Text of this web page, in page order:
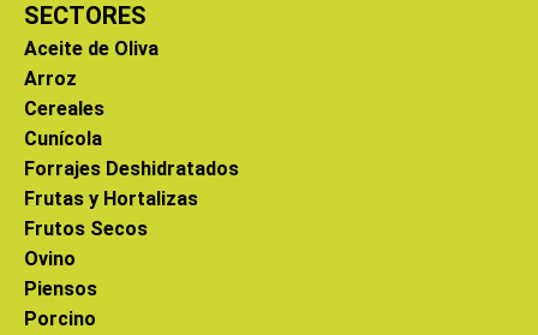
SECTORES
Aceite de Oliva
Arroz
Cereales
Cunícola
Forrajes Deshidratados
Frutas y Hortalizas
Frutos Secos
Ovino
Piensos
Porcino